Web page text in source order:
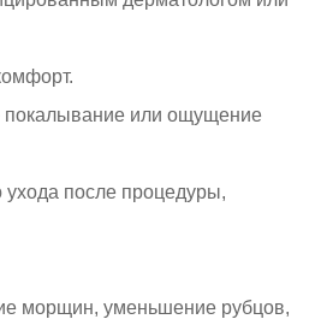
покалывание или ощущение
ухода после процедуры,
морщин, уменьшение рубцов,